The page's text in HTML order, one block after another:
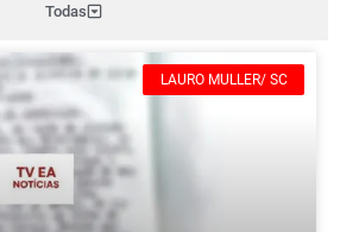
Todas
LAURO MULLER/ SC